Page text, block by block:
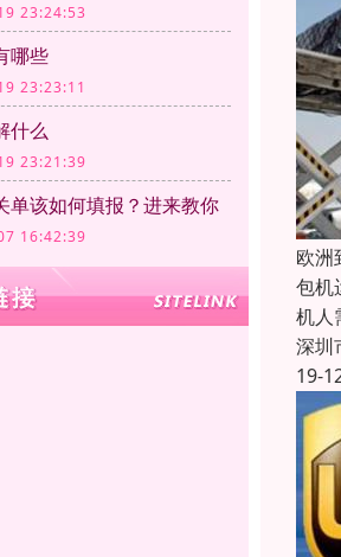
23:24:53
哪些
23:23:11
什么
23:21:39
单该如何填报？进来教你
16:42:39
欧洲
包机
机人
深圳
19-